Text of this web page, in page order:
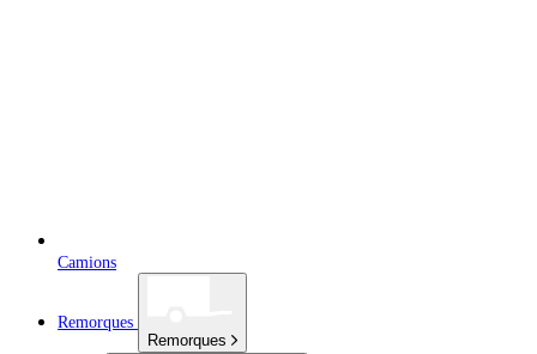
Camions
Remorques
Remorques